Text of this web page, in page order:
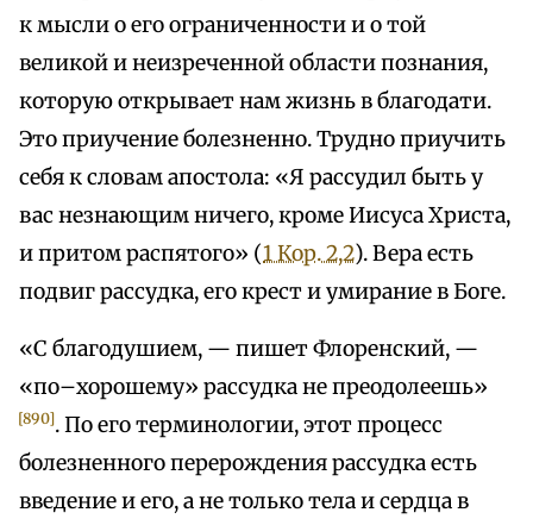
к мысли о его ограниченности и о той
великой и неизреченной области познания,
которую открывает нам жизнь в благодати.
Это приучение болезненно. Трудно приучить
себя к словам апостола: «Я рассудил быть у
вас незнающим ничего, кроме Иисуса Христа,
и притом распятого» (1 Кор. 2,2). Вера есть
подвиг рассудка, его крест и умирание в Боге.
«С благодушием, — пишет Флоренский, —
«по–хорошему» рассудка не преодолеешь»
[890]. По его терминологии, этот процесс
болезненного перерождения рассудка есть
введение и его, а не только тела и сердца в